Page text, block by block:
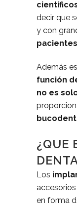
decir que
y con
Además
función
no es
¿QUE
Los
en forma